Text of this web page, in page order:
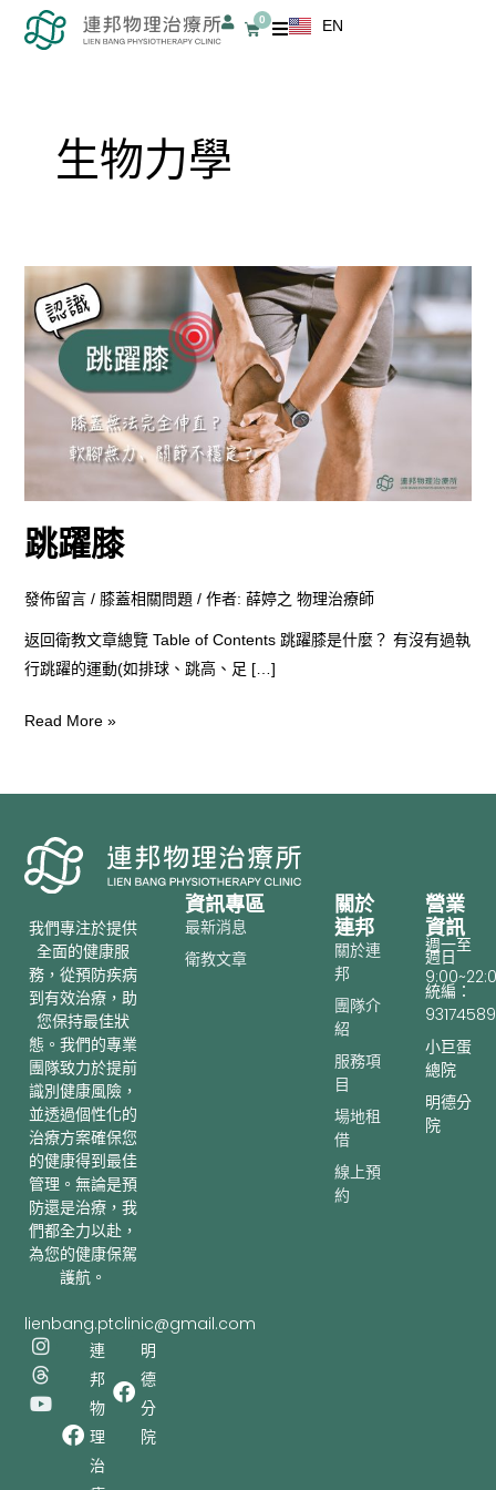
0
購
EN
生物力學
跳躍膝
發佈留言 / 膝蓋相關問題/ 作者: 薛婷之 物理治療師
返回衛教文章總覽 Table of Contents 跳躍膝是什麼？ 有沒有過執
行跳躍的運動(如排球、跳高、足 […]
跳
躍
Read More »
我們專注於提供
全面的健康服
務，從預防疾病
到有效治療，助
您保持最佳狀
態。我們的專業
團隊致力於提前
識別健康風險，
並透過個性化的
治療方案確保您
的健康得到最佳
管理。無論是預
防還是治療，我
們都全力以赴，
為您的健康保駕
護航。
lienbang.ptclinic@gmail.com
I
n
s
t
T
h
r
e
Y
o
u
t
連
邦
物
理
治
明
德
分
院
營業
資訊
週一至
週日
統編：
93174589
小巨蛋
總院
明德分
院
關於
連邦
關於連
邦
團隊介
紹
服務項
目
場地租
借
線上預
約
資訊專區
最新消息
衛教文章